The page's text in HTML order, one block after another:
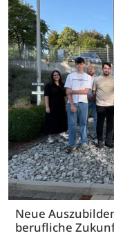
Neue
berufliche